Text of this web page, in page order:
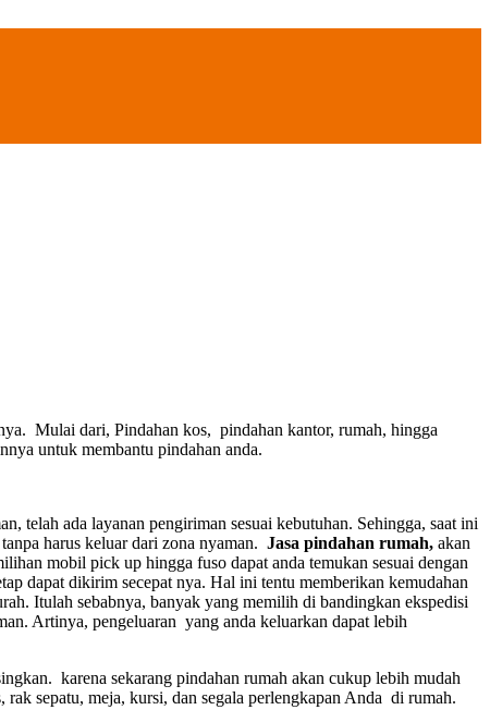
Mulai dari, Pindahan kos, pindahan kantor, rumah, hingga
untuk membantu pindahan anda.
telah ada layanan pengiriman sesuai kebutuhan. Sehingga, saat ini
harus keluar dari zona nyaman. Jasa pindahan rumah, akan
mobil pick up hingga fuso dapat anda temukan sesuai dengan
dapat dikirim secepat nya. Hal ini tentu memberikan kemudahan
Itulah sebabnya, banyak yang memilih di bandingkan ekspedisi
Artinya, pengeluaran yang anda keluarkan dapat lebih
karena sekarang pindahan rumah akan cukup lebih mudah
sepatu, meja, kursi, dan segala perlengkapan Anda di rumah.